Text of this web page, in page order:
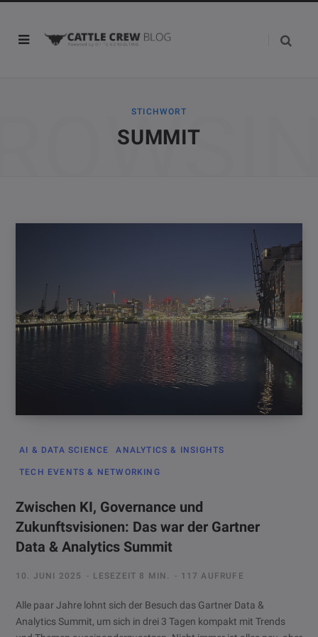
STICHWORT
SUMMIT
AI & DATA SCIENCE ANALYTICS & INSIGHTS
TECH EVENTS & NETWORKING
Zwischen KI, Governance und
Zukunftsvisionen: Das war der Gartner
Data & Analytics Summit
10. JUNI 2025 LESEZEIT 8 MIN. 117 AUFRUFE
Alle paar Jahre lohnt sich der Besuch das Gartner Data &
Analytics Summit, um sich in drei 3 Tagen kompakt mit Trends